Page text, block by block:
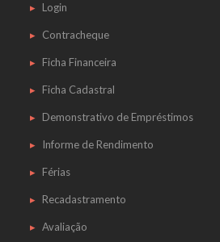
Login
Contracheque
Ficha Financeira
Ficha Cadastral
Demonstrativo de Empréstimos
Informe de Rendimento
Férias
Recadastramento
Avaliação